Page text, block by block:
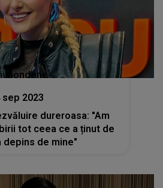
mondene
sep 2023
tot ceea ce a ținut de
depins de mine"